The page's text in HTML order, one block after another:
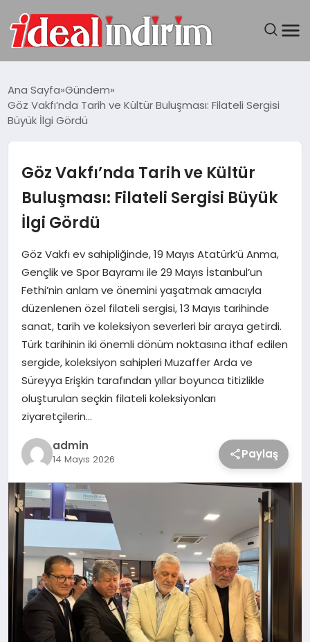
BILGISAYAR
TEKNOLOJI
YAŞAM
Ana Sayfa Gündem
Göz Vakfı’nda Tarih ve Kültür Buluşması: Filateli Sergisi
Büyük İlgi Gördü
Göz Vakfı’nda Tarih ve Kültür
Buluşması: Filateli Sergisi Büyük
İlgi Gördü
Göz Vakfı ev sahipliğinde, 19 Mayıs Atatürk’ü Anma,
Gençlik ve Spor Bayramı ile 29 Mayıs İstanbul’un
Fethi’nin anlam ve önemini yaşatmak amacıyla
düzenlenen özel filateli sergisi, 13 Mayıs tarihinde
sanat, tarih ve koleksiyon severleri bir araya getirdi.
Türk tarihinin iki önemli dönüm noktasına ithaf edilen
sergide, koleksiyon sahipleri Muzaffer Arda ve
Süreyya Erişkin tarafından yıllar boyunca titizlikle
oluşturulan seçkin filateli koleksiyonları
ziyaretçilerin…
admin
14 Mayıs 2026 Paylaş